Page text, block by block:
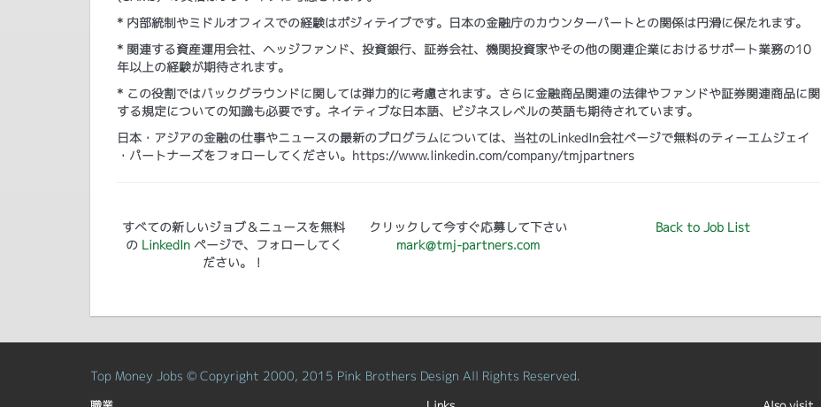
* 内部統制やミドルオフィスでの経験はポジィテイブです。日本の金融庁のカウンターパートとの関係は円滑に保たれます。
* 関連する資産運用会社、ヘッジファンド、投資銀行、証券会社、機関投資家やその他の関連企業におけるサポート業務の10
年以上の経験が期待されます。
* この役割ではバックグラウンドに関しては弾力的に考慮されます。さらに金融商品関連の法律やファンドや証券関連商品に関
する規定についての知識も必要です。ネイティブな日本語、ビジネスレベルの英語も期待されています。
日本・アジアの金融の仕事やニュースの最新のプログラムについては、当社のLinkedIn会社ページで無料のティーエムジェイ
・パートナーズをフォローしてください。https://www.linkedin.com/company/tmjpartners
すべての新しいジョブ＆ニュースを無料
の LinkedInページで、フォローしてく
ださい。！
クリックして今すぐ応募して下さい
mark@tmj-partners.com
Back to Job List
Top Money Jobs © Copyright 2000, 2015 Pink Brothers Design All Rights Reserved.